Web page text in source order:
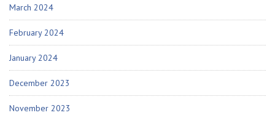
March 2024
February 2024
January 2024
December 2023
November 2023